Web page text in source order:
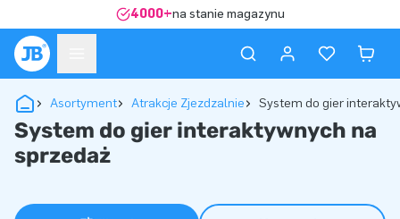
4000+na stanie magazynu
Asortyment Atrakcje Zjezdzalnie System do gier
System do gier interaktywnych na
sprzedaż